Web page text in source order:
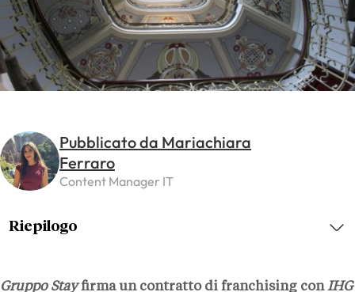
Pubblicato da Mariachiara
Ferraro
Content Manager IT
Gruppo Stayfirma un contratto di franchising conIHG
Riepilogo